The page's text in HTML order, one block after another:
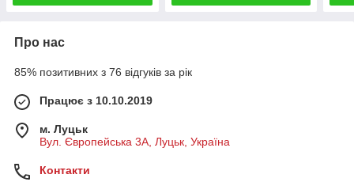
Про нас
85% позитивних з 76 відгуків за рік
Працює з 10.10.2019
м. Луцьк
Вул. Європейська 3А, Луцьк, Україна
Контакти